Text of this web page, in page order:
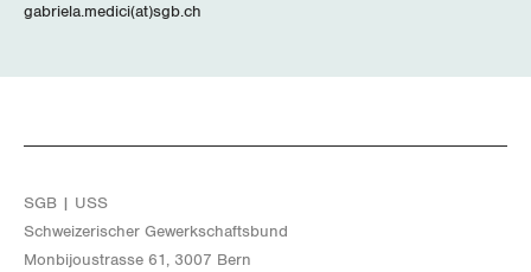
gabriela.medici(at)sgb.ch
SGB | USS
Schwei­ze­ri­scher Ge­werk­schafts­bund
Mon­bi­joustras­se 61, 3007 Bern